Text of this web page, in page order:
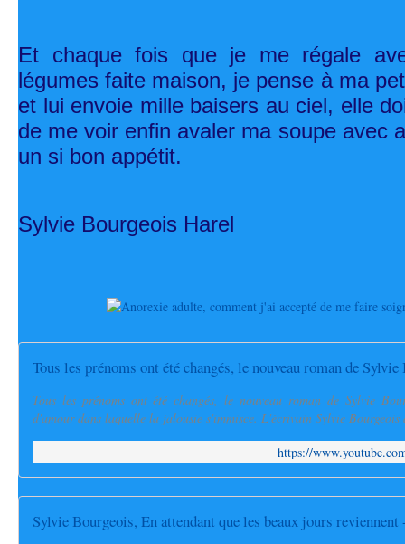
Et chaque fois que je me régale
légumes faite maison, je pense à ma
et lui envoie mille baisers au ciel, elle
de me voir enfin avaler ma soupe avec
un si bon appétit.
Sylvie Bourgeois Harel
Tous les prénoms ont été changés, le nouveau roman de
Tous les prénoms ont été changés, le nouveau roman de Sylvie
d'amour dans laquelle la jalousie s'immisce. L'écrivain Sylvie
https://
Sylvie Bourgeois, En attendant que les beaux jours